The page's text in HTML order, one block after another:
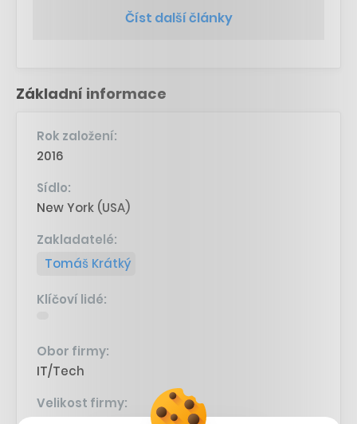
Číst další články
Základní informace
Rok založení:
2016
Sídlo:
New York (USA)
Zakladatelé:
Tomáš Krátký
Klíčoví lidé:
Obor firmy:
IT/Tech
Velikost firmy: